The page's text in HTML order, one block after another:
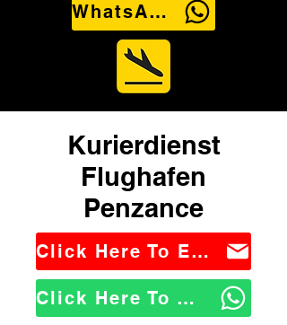
WhatsApp Us
Kurierdienst
Flughafen
Penzance
Click Here To Email Us
Click Here To WhatsApp Us